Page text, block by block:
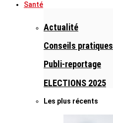
Santé
Actualité
Conseils pratiques
Publi-reportage
ELECTIONS 2025
Les plus récents